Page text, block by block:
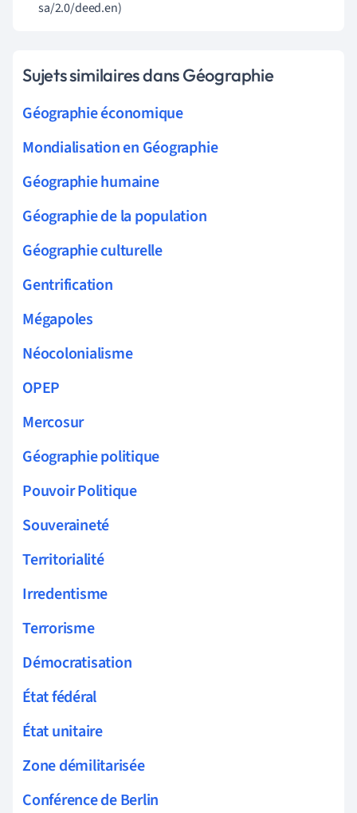
sa/2.0/deed.en)
Sujets similaires dans Géographie
Géographie économique
Mondialisation en Géographie
Géographie humaine
Géographie de la population
Géographie culturelle
Gentrification
Mégapoles
Néocolonialisme
OPEP
Mercosur
Géographie politique
Pouvoir Politique
Souveraineté
Territorialité
Irredentisme
Terrorisme
Démocratisation
État fédéral
État unitaire
Zone démilitarisée
Conférence de Berlin